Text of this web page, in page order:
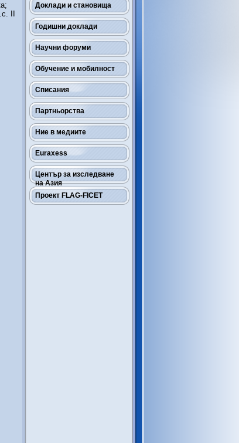
Доклади и становища
Годишни доклади
Научни форуми
Обучение и мобилност
Списания
Партньорства
Ние в медиите
Euraxess
Център за изследване
на Азия
Проект FLAG-FICET
ІІ